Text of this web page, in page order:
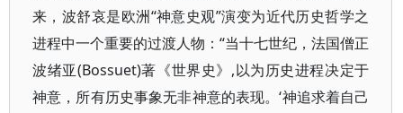
来，波舒哀是欧洲“神意史观”演变为近代历史哲学之
进程中一个重要的过渡人物：“当十七世纪，法国僧正
波绪亚(Bossuet)著《世界史》,以为历史进程决定于
神意，所有历史事象无非神意的表现。‘神追求着自己